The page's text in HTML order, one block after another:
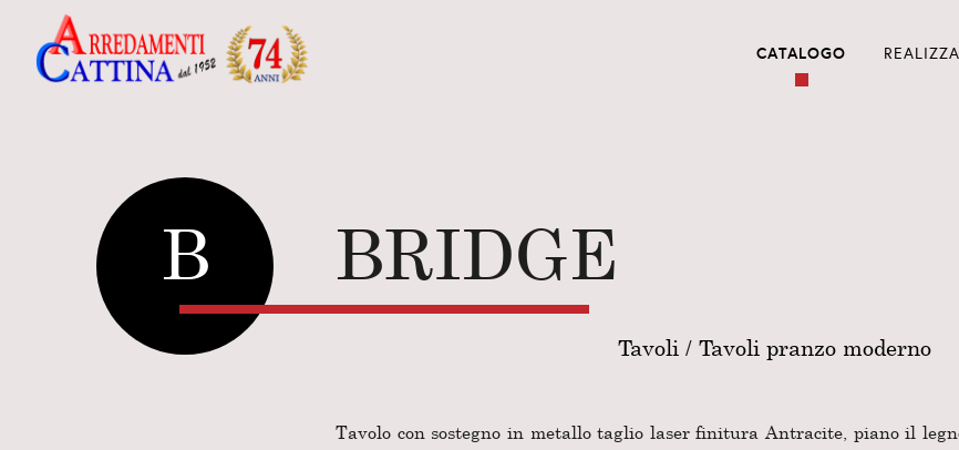
CATALOGO
B BRIDGE
Tavoli / Tavoli pranzo moderno
Tavolo con sostegno in metallo taglio laser finitura Antracite, piano il